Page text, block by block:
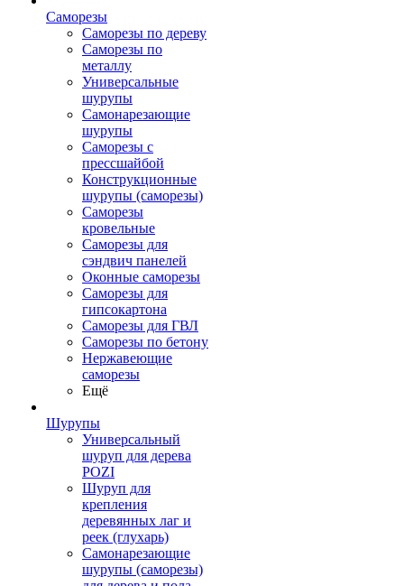
Саморезы
Саморезы по дереву
Саморезы по
металлу
Универсальные
шурупы
Самонарезающие
шурупы
Саморезы с
прессшайбой
Конструкционные
шурупы (саморезы)
Саморезы
кровельные
Саморезы для
сэндвич панелей
Оконные саморезы
Саморезы для
гипсокартона
Саморезы для ГВЛ
Саморезы по бетону
Нержавеющие
саморезы
Ещё
Шурупы
Универсальный
шуруп для дерева
POZI
Шуруп для
крепления
деревянных лаг и
реек (глухарь)
Самонарезающие
шурупы (саморезы)